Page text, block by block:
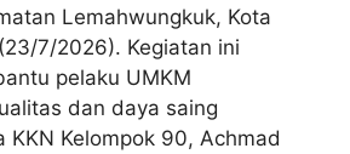
Lemahwungkuk, Kota
7/2026). Kegiatan ini
pelaku UMKM
dan daya saing
KKN Kelompok 90, Achmad